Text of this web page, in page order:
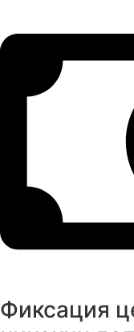
Фиксация